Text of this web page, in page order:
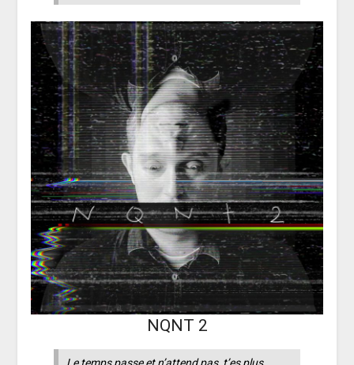
NQNT 2
Le temps passe et n’attend pas, t’es plus